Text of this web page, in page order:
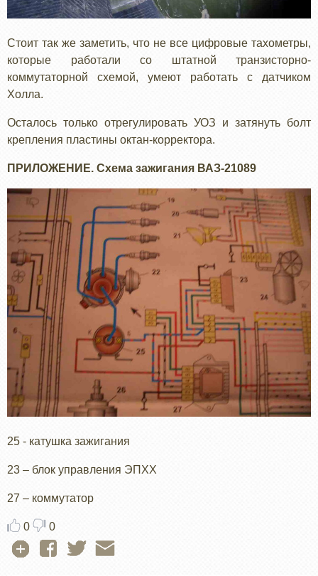
Стоит так же заметить, что не все цифровые тахометры,
которые работали со штатной транзисторно-
коммутаторной схемой, умеют работать с датчиком
Холла.
Осталось только отрегулировать УОЗ и затянуть болт
крепления пластины октан-корректора.
ПРИЛОЖЕНИЕ. Схема зажигания ВАЗ-21089
25 - катушка зажигания
23 – блок управления ЭПХХ
27 – коммутатор
0 0